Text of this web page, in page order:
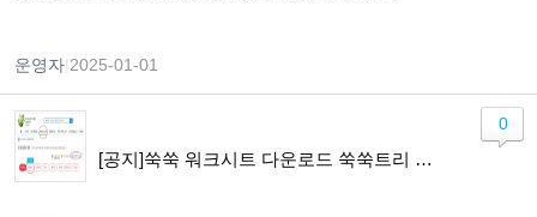
운영자 2025-01-01
[공지]쑥쑥 워크시트 다운로드 쑥쑥트리 구매 전환 안내
0